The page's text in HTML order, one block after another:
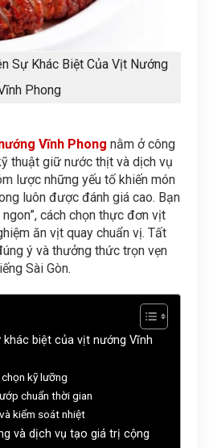
Sự Khác Biệt Của Vịt Nướng
Phong
Vĩnh Phong nằm ở công
thuật giữ nước thịt và dịch vụ
lược những yếu tố khiến món
luôn được đánh giá cao. Bạn
cách chọn thực đơn vịt
ăn vịt quay chuẩn vị. Tất
ý và thưởng thức trọn vẹn
Sài Gòn.
khác biệt của vịt nướng Vĩnh
kỹ lưỡng
chuẩn thời gian
kiểm soát nhiệt
và dịch vụ tạo giá trị cộng